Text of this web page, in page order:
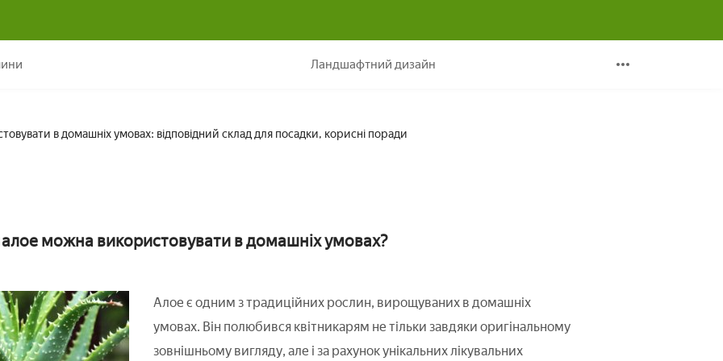
Ландшафтний дизайн
в домашніх умовах: відповідний склад для посадки, корисні поради
алое можна використовувати в домашніх умовах?
Алое є одним з традиційних рослин, вирощуваних в домашніх
умовах. Він полюбився квітникарям не тільки завдяки оригінальному
зовнішньому вигляду, але і за рахунок унікальних лікувальних